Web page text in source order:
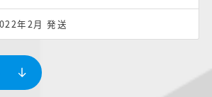
年2月 発送